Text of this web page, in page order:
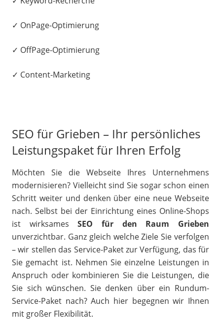
✓ OnPage-Optimierung
✓ OffPage-Optimierung
✓ Content-Marketing
SEO für Grieben – Ihr persönliches
Leistungspaket für Ihren Erfolg
Möchten Sie die Webseite Ihres Unternehmens
modernisieren? Vielleicht sind Sie sogar schon einen
Schritt weiter und denken über eine neue Webseite
nach. Selbst bei der Einrichtung eines Online-Shops
ist wirksamesSEO für den Raum Grieben
unverzichtbar. Ganz gleich welche Ziele Sie verfolgen
– wir stellen das Service-Paket zur Verfügung, das für
Sie gemacht ist. Nehmen Sie einzelne Leistungen in
Anspruch oder kombinieren Sie die Leistungen, die
Sie sich wünschen. Sie denken über ein Rundum-
Service-Paket nach? Auch hier begegnen wir Ihnen
mit großer Flexibilität.